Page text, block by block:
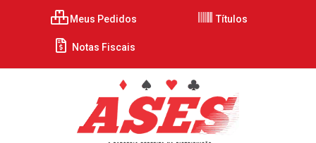
Meus Pedidos Títulos
Notas Fiscais